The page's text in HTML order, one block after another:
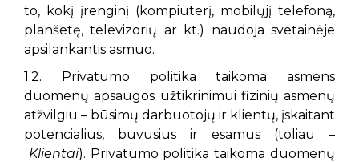
to, kokį įrenginį (kompiuterį, mobilųjį telefoną,
planšetę, televizorių ar kt.) naudoja svetainėje
apsilankantis asmuo.
1.2. Privatumo politika taikoma asmens
duomenų apsaugos užtikrinimui fizinių asmenų
atžvilgiu – būsimų darbuotojų ir klientų, įskaitant
potencialius, buvusius ir esamus (toliau –
Klientai). Privatumo politika taikoma duomenų